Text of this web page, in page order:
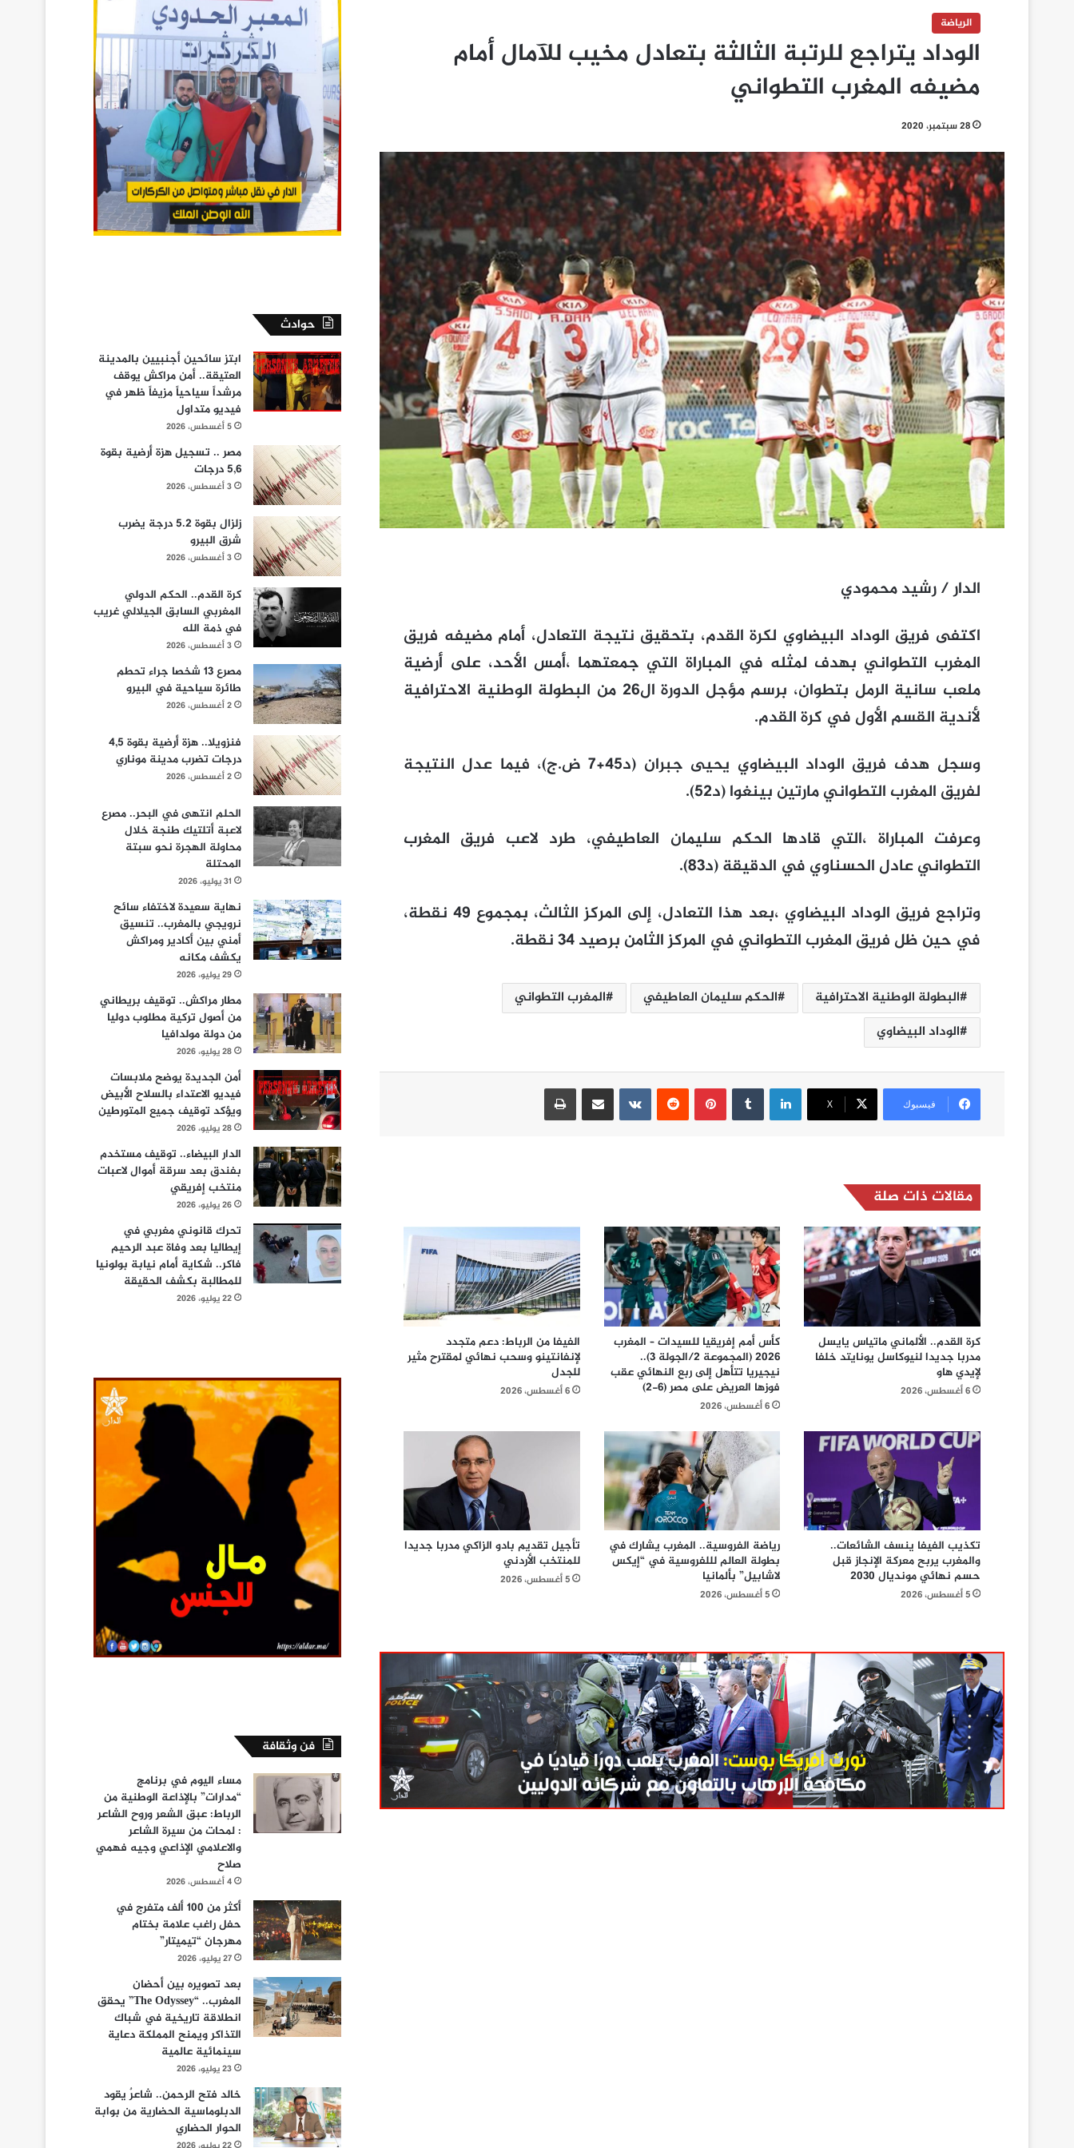
الرياضة
الوداد يتراجع للرتبة الثالثة بتعادل مخيب للآمال أمام
مضيفه المغرب التطواني
28 سبتمبر، 2020
الدار / رشيد محمودي
اكتفى فريق الوداد البيضاوي لكرة القدم، بتحقيق نتيجة التعادل، أمام مضيفه فريق
المغرب التطواني بهدف لمثله في المباراة التي جمعتهما ،أمس الأحد، على أرضية
ملعب سانية الرمل بتطوان، برسم مؤجل الدورة ال26 من البطولة الوطنية الاحترافية
لأندية القسم الأول في كرة القدم.
وسجل هدف فريق الوداد البيضاوي يحيى جبران (د45+7 ض.ج)، فيما عدل النتيجة
لفريق المغرب التطواني مارتين بينغوا (د52).
وعرفت المباراة ،التي قادها الحكم سليمان العاطيفي، طرد لاعب فريق المغرب
التطواني عادل الحسناوي في الدقيقة (د83).
وتراجع فريق الوداد البيضاوي ،بعد هذا التعادل، إلى المركز الثالث، بمجموع 49 نقطة،
في حين ظل فريق المغرب التطواني في المركز الثامن برصيد 34 نقطة.
البطولة الوطنية الاحترافية الحكم سليمان العاطيفي
المغرب التطواني
الوداد البيضاوي
فيسبوك ‫X
لينكدإن بينتيريست مشاركة عبر البريد طباعة
مقالات ذات صلة
كرة القدم.. الألماني ماتياس يايسل
مدربا جديدا لنيوكاسل يونايتد خلفا
لإيدي هاو
6 أغسطس، 2026
كأس أمم إفريقيا للسيدات – المغرب
2026 (المجموعة 2/الجولة 3)..
نيجيريا تتأهل إلى ربع النهائي عقب
فوزها العريض على مصر (6-2)
6 أغسطس، 2026
الفيفا من الرباط: دعم متجدد
لإنفانتينو وسحب نهائي لمقترح مثير
للجدل
6 أغسطس، 2026
تكذيب الفيفا ينسف الشائعات..
والمغرب يربح معركة الإنجاز قبل
حسم نهائي مونديال 2030
5 أغسطس، 2026
رياضة الفروسية.. المغرب يشارك في
بطولة العالم لللفروسية في “إيكس
لاشابيل” بألمانيا
5 أغسطس، 2026
تأجيل تقديم بادو الزاكي مدربا جديدا
للمنتخب الأردني
5 أغسطس، 2026
حوادث
ابتز سائحين أجنبيين بالمدينة
العتيقة.. أمن مراكش يوقف
مرشداً سياحياً مزيفاً ظهر في
فيديو متداول
5 أغسطس، 2026
مصر .. تسجيل هزة أرضية بقوة
5,6 درجات
3 أغسطس، 2026
زلزال بقوة 5.2 درجة يضرب
شرق البيرو
3 أغسطس، 2026
كرة القدم.. الحكم الدولي
المغربي السابق الجيلالي غريب
في ذمة الله
3 أغسطس، 2026
مصرع 13 شخصا جراء تحطم
طائرة سياحية في البيرو
2 أغسطس، 2026
فنزويلا.. هزة أرضية بقوة 4,5
درجات تضرب مدينة موناري
2 أغسطس، 2026
الحلم انتهى في البحر.. مصرع
لاعبة أتلتيك طنجة خلال
محاولة الهجرة نحو سبتة
المحتلة
31 يوليو، 2026
نهاية سعيدة لاختفاء سائح
نرويجي بالمغرب.. تنسيق
أمني بين أكادير ومراكش
يكشف مكانه
29 يوليو، 2026
مطار مراكش.. توقيف بريطاني
من أصول تركية مطلوب دوليا
من دولة مولدافيا
28 يوليو، 2026
أمن الجديدة يوضح ملابسات
فيديو الاعتداء بالسلاح الأبيض
ويؤكد توقيف جميع المتورطين
28 يوليو، 2026
الدار البيضاء.. توقيف مستخدم
بفندق بعد سرقة أموال لاعبات
منتخب إفريقي
26 يوليو، 2026
تحرك قانوني مغربي في
إيطاليا بعد وفاة عبد الرحيم
فاكر.. شكاية أمام نيابة بولونيا
للمطالبة بكشف الحقيقة
22 يوليو، 2026
فن وثقافة
مساء اليوم في برنامج
“مدارات” بالإذاعة الوطنية من
الرباط: عبق الشعر وروح الشاعر
: لمحات من سيرة الشاعر
والاعلامي الإذاعي وجيه فهمي
صلاح
4 أغسطس، 2026
أكثر من 100 ألف متفرج في
حفل راغب علامة بختام
مهرجان “تيميتار”
27 يوليو، 2026
بعد تصويره بين أحضان
المغرب.. “The Odyssey” يحقق
انطلاقة تاريخية في شباك
التذاكر ويمنح المملكة دعاية
سينمائية عالمية
23 يوليو، 2026
خالد فتح الرحمن.. شاعرٌ يقود
الدبلوماسية الحضارية من بوابة
الحوار الحضاري